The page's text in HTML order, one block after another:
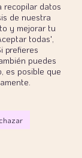
recopilar datos
de nuestra
y mejorar tu
todas',
prefieres
puedes
es posible que